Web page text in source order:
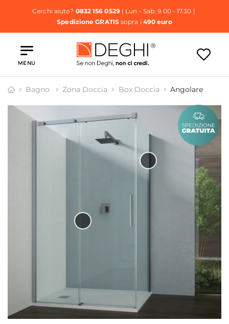
Cerchi aiuto? 0832 156 0529| Lun - Sab: 9.00 - 17.30 |
Spedizione GRATISsopra i 490 euro
MENU
Bagno Zona Doccia Box Doccia Angolare